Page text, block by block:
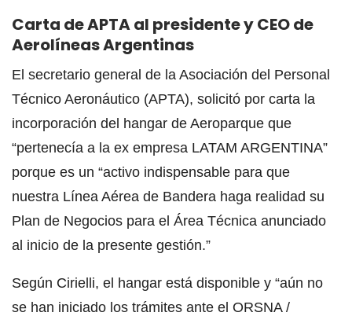
Carta de APTA al presidente y CEO de
Aerolíneas Argentinas
El secretario general de la Asociación del Personal
Técnico Aeronáutico (APTA), solicitó por carta la
incorporación del hangar de Aeroparque que
“pertenecía a la ex empresa LATAM ARGENTINA”
porque es un “activo indispensable para que
nuestra Línea Aérea de Bandera haga realidad su
Plan de Negocios para el Área Técnica anunciado
al inicio de la presente gestión.”
Según Cirielli, el hangar está disponible y “aún no
se han iniciado los trámites ante el ORSNA /